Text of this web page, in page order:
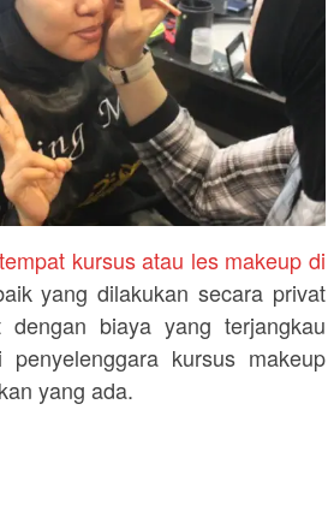
tempat kursus atau les makeup di
yang dilakukan secara privat
dengan biaya yang terjangkau
penyelenggara kursus makeup
yang ada.